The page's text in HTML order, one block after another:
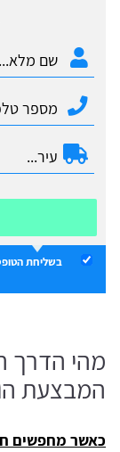
בשליחת
מהי הדרך
המבצעת
כאשר מחפשים